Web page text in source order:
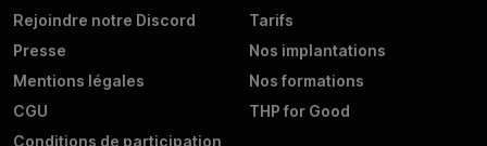
Rejoindre notre Discord
Presse
Mentions légales
CGU
Conditions de participation
Tarifs
Nos implantations
Nos formations
THP for Good